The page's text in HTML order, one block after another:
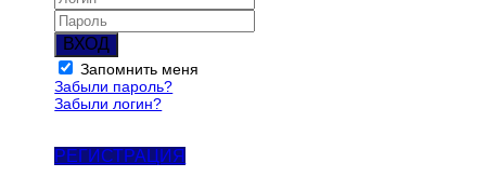
ВХОД
Запомнить меня
Забыли пароль?
Забыли логин?
РЕГИСТРАЦИЯ